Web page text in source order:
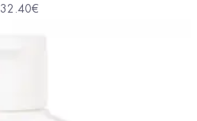
32.40€